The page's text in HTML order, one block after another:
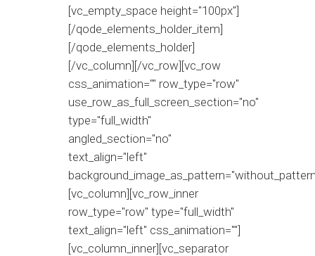
[vc_empty_space height="100px"]
[/qode_elements_holder_item]
[/qode_elements_holder]
[/vc_column][/vc_row][vc_row
css_animation="" row_type="row"
use_row_as_full_screen_section="no"
type="full_width"
angled_section="no"
text_align="left"
[vc_column][vc_row_inner
row_type="row" type="full_width"
text_align="left" css_animation=""]
[vc_column_inner][vc_separator